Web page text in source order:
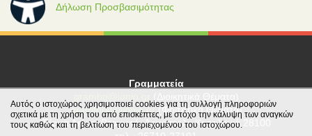
Δήλωση Προσβασιμότητας
Γραμματεία
gramfood@ionio.gr(Φοιτητικά Θέματα)
Tέρμα Λεωφ. Βεργωτή, Αργοστόλι, Κεφαλονιά 28100
Αυτός ο ιστοχώρος χρησιμοποιεί cookies για τη συλλογή πληροφοριών
σχετικά με τη χρήση του από επισκέπτες, με στόχο την κάλυψη των αναγκών
τους καθώς και τη βελτίωση του περιεχομένου του ιστοχώρου.